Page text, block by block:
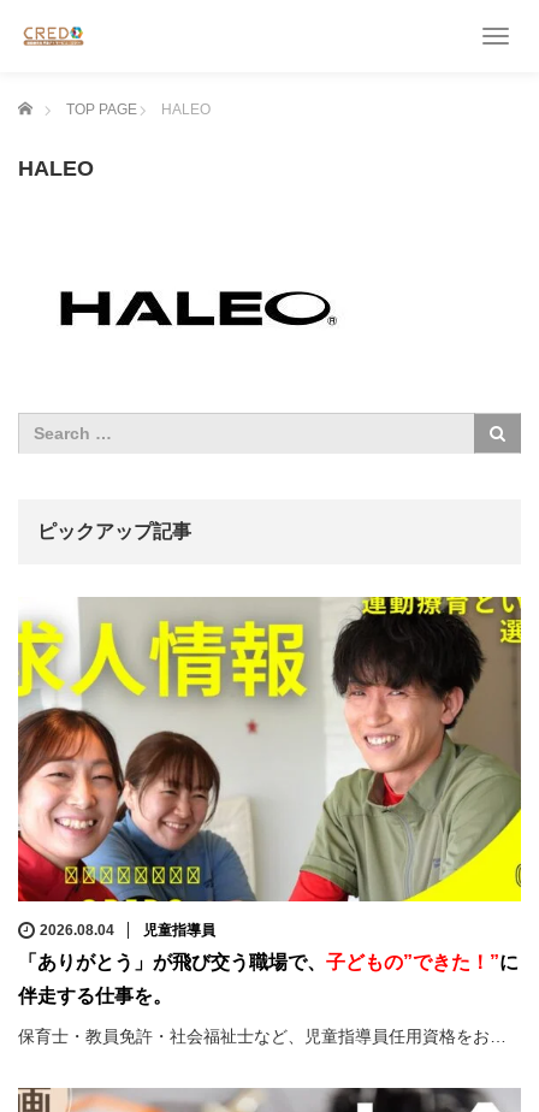
T
ホーム TOP PAGE HALEO
HALEO
ピックアップ記事
2026.08.04 児童指導員
「ありがとう」が飛び交う職場で、 子どもの”できた！”に
伴走する仕事を。
保育士・教員免許・社会福祉士など、児童指導員任用資格をお…